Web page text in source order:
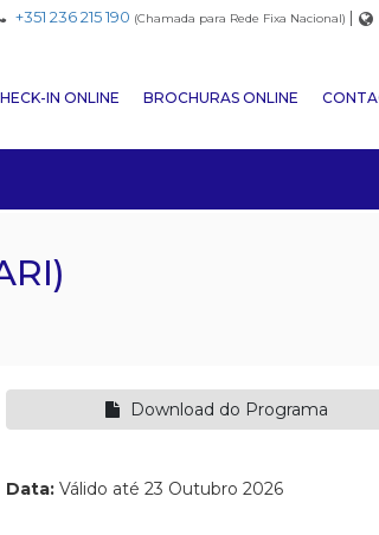
+351 236 215 190 (Chamada para Rede Fixa Nacional) |
IN ONLINE BROCHURAS ONLINE
Download do Programa
Data: Válido até 23 Outubro 2026